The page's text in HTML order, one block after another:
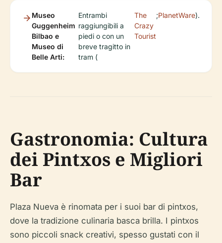
Museo
Guggenheim
Bilbao e
Museo di
Belle Arti:
Entrambi
raggiungibili a
piedi o con un
breve tragitto in
tram (
The
Crazy
Tourist
;PlanetWare).
Gastronomia: Cultura
dei Pintxos e Migliori
Bar
Plaza Nueva è rinomata per i suoi bar di pintxos,
dove la tradizione culinaria basca brilla. I pintxos
sono piccoli snack creativi, spesso gustati con il